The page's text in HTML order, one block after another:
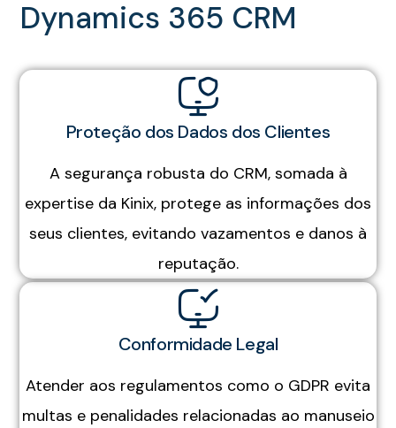
Dynamics 365 CRM
Proteção dos Dados dos Clientes
A segurança robusta do CRM, somada à
expertise da Kinix, protege as informações dos
seus clientes, evitando vazamentos e danos à
reputação.
Conformidade Legal
Atender aos regulamentos como o GDPR evita
multas e penalidades relacionadas ao manuseio